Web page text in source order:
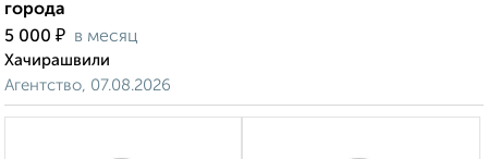
города
5 000 ₽ в месяц
Хачирашвили
Агентство, 07.08.2026